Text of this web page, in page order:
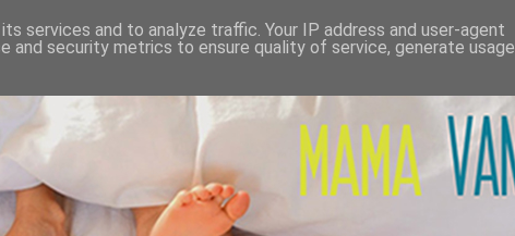
services and to analyze traffic. Your IP address and user-agent
and security metrics to ensure quality of service, generate usage